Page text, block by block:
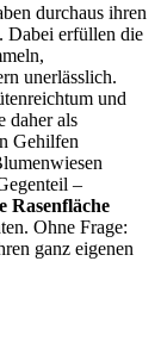
durchaus ihren
Dabei erfüllen die
unerlässlich.
und
daher als
Gehilfen
–
Rasenfläche
Ohne Frage:
ganz eigenen